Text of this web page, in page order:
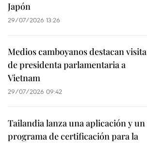
Japón
29/07/2026 13:26
Medios camboyanos destacan visita
de presidenta parlamentaria a
Vietnam
29/07/2026 09:42
Tailandia lanza una aplicación y un
programa de certificación para la